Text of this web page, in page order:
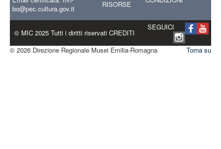
bo@pec.cultura.gov.it
RISORSE
© MIC 2025 Tutti i diritti riservati CREDITI
SEGUICI
Torna su
© 2026 Direzione Regionale Musei Emilia-Romagna